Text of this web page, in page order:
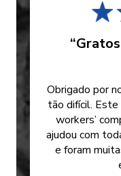
Obrigado por
tão difícil. Este
workers’
ajudou com
e foram